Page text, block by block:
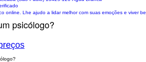
online. Lhe ajudo a lidar melhor com suas emoções e viver
psicólogo?